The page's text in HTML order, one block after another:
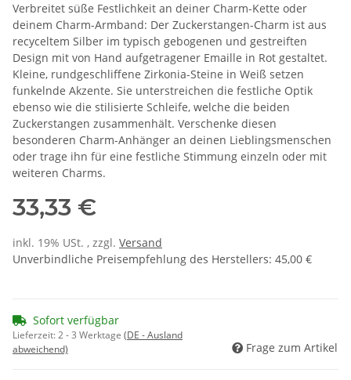
Verbreitet süße Festlichkeit an deiner Charm-Kette oder
deinem Charm-Armband: Der Zuckerstangen-Charm ist aus
recyceltem Silber im typisch gebogenen und gestreiften
Design mit von Hand aufgetragener Emaille in Rot gestaltet.
Kleine, rundgeschliffene Zirkonia-Steine in Weiß setzen
funkelnde Akzente. Sie unterstreichen die festliche Optik
ebenso wie die stilisierte Schleife, welche die beiden
Zuckerstangen zusammenhält. Verschenke diesen
besonderen Charm-Anhänger an deinen Lieblingsmenschen
oder trage ihn für eine festliche Stimmung einzeln oder mit
weiteren Charms.
33,33 €
inkl. 19% USt. , zzgl. Versand
Unverbindliche Preisempfehlung des Herstellers: 45,00 €
Sofort verfügbar
Lieferzeit:2 - 3 Werktage (DE - Ausland
abweichend)
Frage zum Artikel